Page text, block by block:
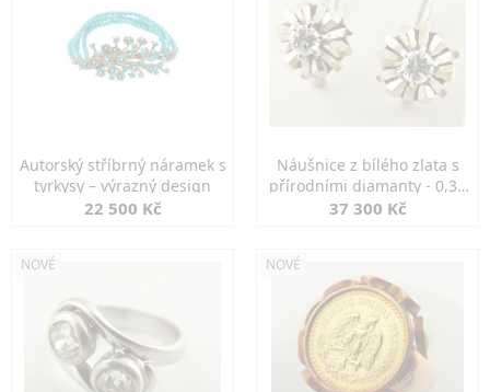
Autorský stříbrný náramek s
tyrkysy – výrazný design
22 500 Kč
Náušnice z bílého zlata s
přírodními diamanty - 0,30
ct
37 300 Kč
NOVÉ NOVÉ